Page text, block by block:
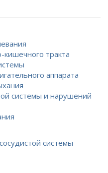
тракта
аппарата
системы и нарушений
системы